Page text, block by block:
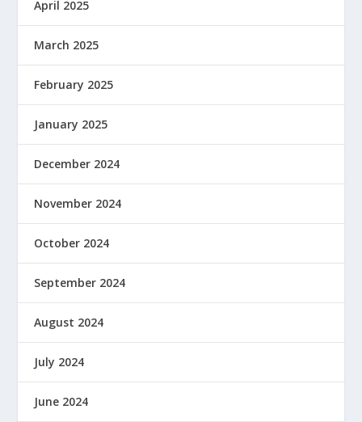
April 2025
March 2025
February 2025
January 2025
December 2024
November 2024
October 2024
September 2024
August 2024
July 2024
June 2024